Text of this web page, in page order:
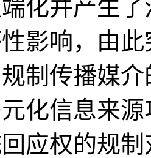
化并产生
影响，由
制传播媒
化信息来
应权的规